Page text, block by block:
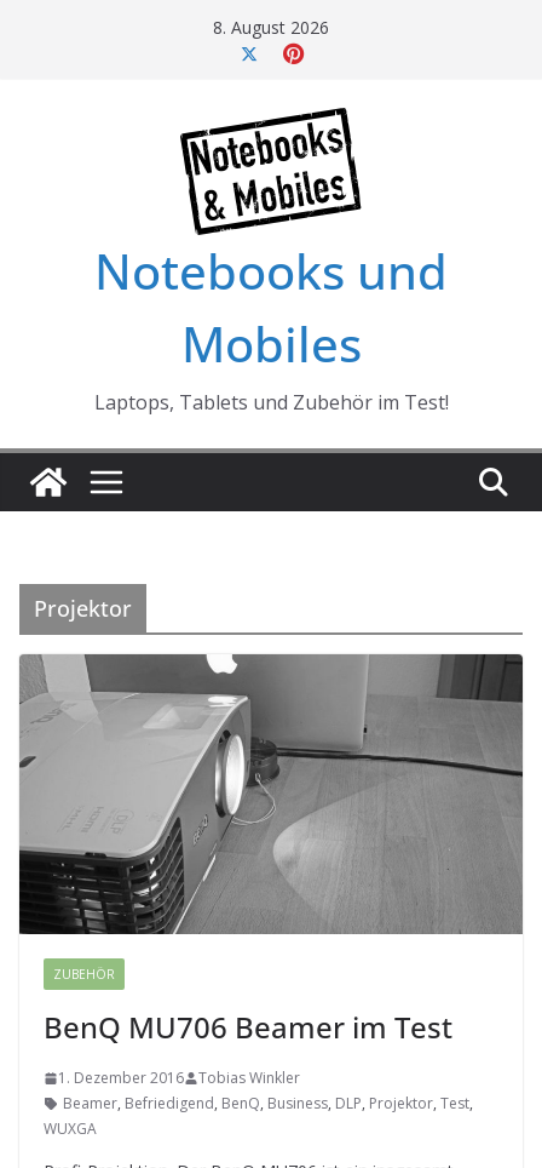
8. August 2026
Notebooks und
Mobiles
Laptops, Tablets und Zubehör im Test!
Projektor
ZUBEHÖR
BenQ MU706 Beamer im Test
1. Dezember 2016
Tobias Winkler
Beamer, Befriedigend, BenQ, Business, DLP, Projektor, Test,
WUXGA